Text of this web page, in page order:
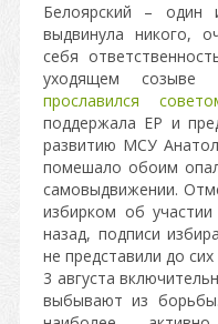
Белоярский – один
выдвинула никого,
себя
уходящем созыве
прославился
поддержала ЕР и
развитию МСУ
помешало обоим
самовыдвижении.
избирком об
назад, подписи
не представили до
3 августа
выбывают из